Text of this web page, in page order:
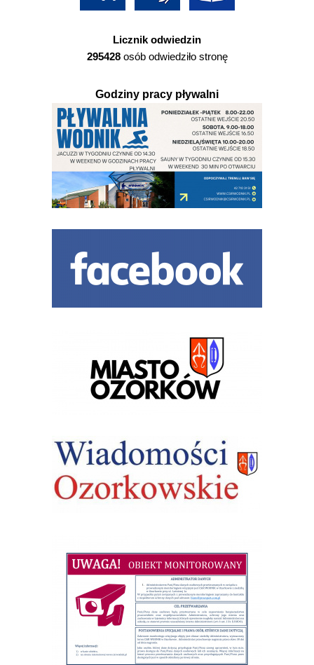
Licznik odwiedzin
295428osób odwiedziło stronę
Godziny pracy pływalni